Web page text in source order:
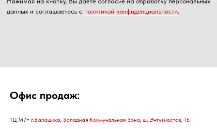
Офис продаж:
ТЦ М7+ г.Балашиха, Западная Коммунальная Зона, ш. Энтузиастов, 1Б